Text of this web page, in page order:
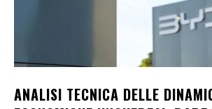
ANALISI TECNICA DELLE